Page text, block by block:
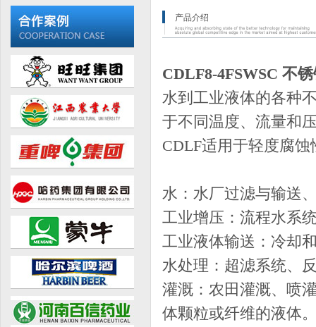
产品介绍
CDLF8-4FSWSC 不
水到工业液体的各种
于不同温度、流量和
CDLF适用于轻度腐蚀
水：水厂过滤与输送
工业增压：流程水系
工业液体输送：冷却
水处理：超滤系统、
灌溉：农田灌溉、喷
体颗粒或纤维的液体